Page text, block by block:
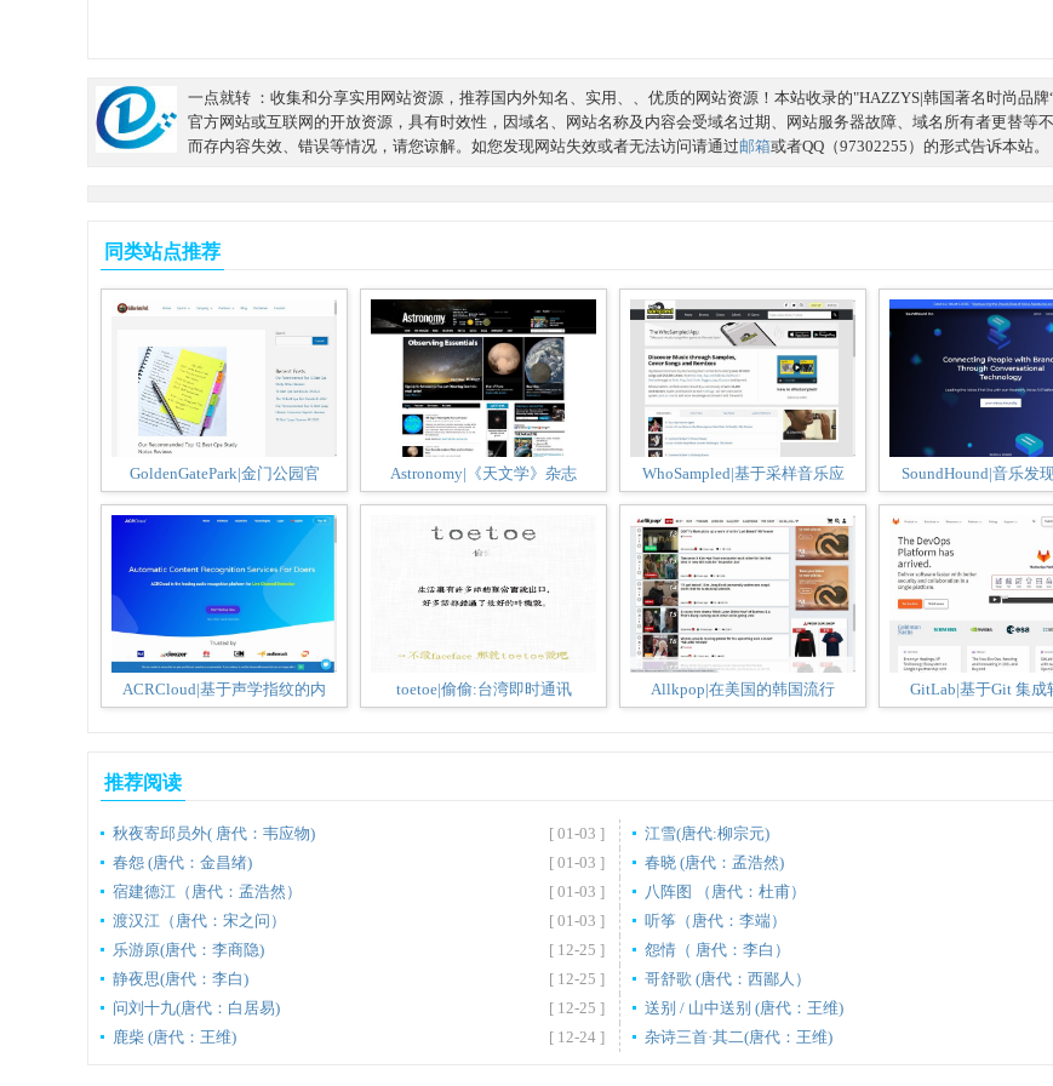
一点就转 ：收集和分享实用网站资源，推荐国内外知名、实用、、优质的网站资源！本站收录的"HAZZYS|韩国著名时尚品牌
官方网站或互联网的开放资源，具有时效性，因域名、网站名称及内容会受域名过期、网站服务器故障、域名所有者更替等
而存内容失效、错误等情况，请您谅解。如您发现网站失效或者无法访问请通过邮箱或者QQ（97302255）的形式告诉本站。
同类站点推荐
GoldenGatePark|金门公园官 Astronomy|《天文学》杂志 WhoSampled|基于采样音乐应 SoundHound|音乐发
ACRCloud|基于声学指纹的内 toetoe|偷偷:台湾即时通讯 Allkpop|在美国的韩国流行 GitLab|基于Git 集成
推荐阅读
秋夜寄邱员外( 唐代：韦应物) [ 01-03 ] 江雪(唐代:柳宗元)
春怨 (唐代：金昌绪)
[ 01-03 ] 春晓 (唐代：孟浩然)
宿建德江（唐代：孟浩然）
[ 01-03 ] 八阵图 （唐代：杜甫）
渡汉江（唐代：宋之问）
[ 01-03 ] 听筝（唐代：李端）
乐游原(唐代：李商隐)
[ 12-25 ] 怨情（ 唐代：李白）
静夜思(唐代：李白)
[ 12-25 ] 哥舒歌 (唐代：西鄙人）
问刘十九(唐代：白居易)
[ 12-25 ] 送别 / 山中送别 (唐代：王维)
鹿柴 (唐代：王维)
[ 12-24 ] 杂诗三首·其二(唐代：王维)